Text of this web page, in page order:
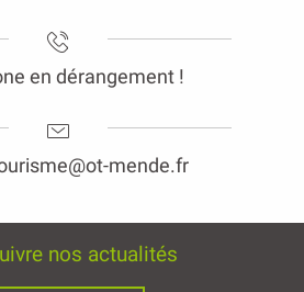
en dérangement !
mende.fr
nos actualités